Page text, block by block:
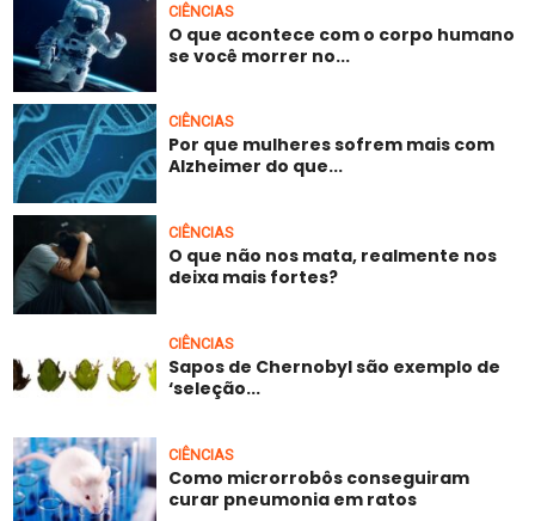
CIÊNCIAS
O que acontece com o corpo humano
se você morrer no...
CIÊNCIAS
Por que mulheres sofrem mais com
Alzheimer do que...
CIÊNCIAS
O que não nos mata, realmente nos
deixa mais fortes?
CIÊNCIAS
Sapos de Chernobyl são exemplo de
‘seleção...
CIÊNCIAS
Como microrrobôs conseguiram
curar pneumonia em ratos